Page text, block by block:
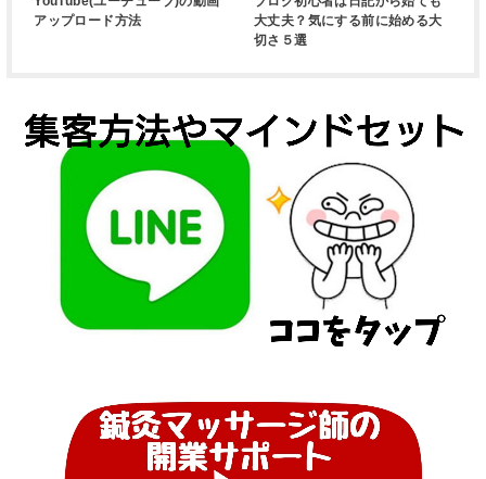
アップロード方法
大丈夫？気にする前に始める大
切さ５選